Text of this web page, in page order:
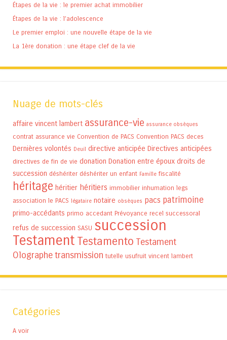
Étapes de la vie : le premier achat immobilier
Étapes de la vie : l’adolescence
Le premier emploi : une nouvelle étape de la vie
La 1ère donation : une étape clef de la vie
Nuage de mots-clés
affaire vincent lambert assurance-vie assurance obsèques
contrat assurance vie Convention de PACS Convention PACS deces
Dernières volontés Deuil directive anticipée Directives anticipées
directives de fin de vie donation Donation entre époux droits de
succession déshériter déshériter un enfant Famille fiscalité
héritage héritier héritiers immobilier inhumation legs
association le PACS légataire notaire obsèques pacs patrimoine
primo-accédants primo accedant Prévoyance recel successoral
refus de succession SASU succession
Testament Testamento Testament
Olographetransmission tutelle usufruit vincent lambert
Catégories
A voir